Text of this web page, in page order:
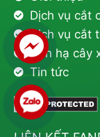
Dịch vụ cắt
Dịch vụ cắt
Đốn hạ cây
Tin tức